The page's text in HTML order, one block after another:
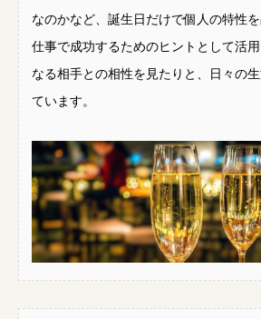
なのかなど、誕生日だけで個人の特性を
仕事で成功するためのヒントとして活
なる相手との相性を見たりと、日々の
ています。